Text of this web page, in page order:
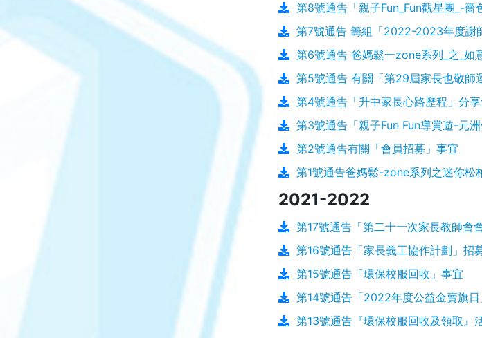
第8號通告「親子Fun_Fun觀星團_-
第7號通告 籌組「2022-2023年度謝
第6號通告 爸媽鬆一zone系列_之_如
第5號通告 有關「第29屆家長也敬師
第4號通告「升中家長心路歷程」分
第3號通告「親子Fun Fun導賞遊-元
第2號通告有關「會員招募」事宜
第1號通告爸媽鬆-zone系列之迷你松
2021-2022
第17號通告「第二十一次家長教師會
第16號通告「家長義工協作計劃」招
第15號通告「環保校服回收」事宜
第14號通告「2022年度公益金賣旗
第13號通告『環保校服回收及領取』